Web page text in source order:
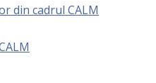
din cadrul CALM